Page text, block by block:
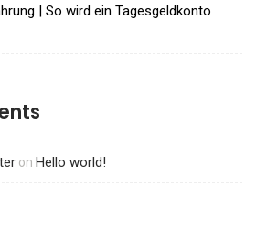
| So wird ein Tagesgeldkonto
on Hello world!